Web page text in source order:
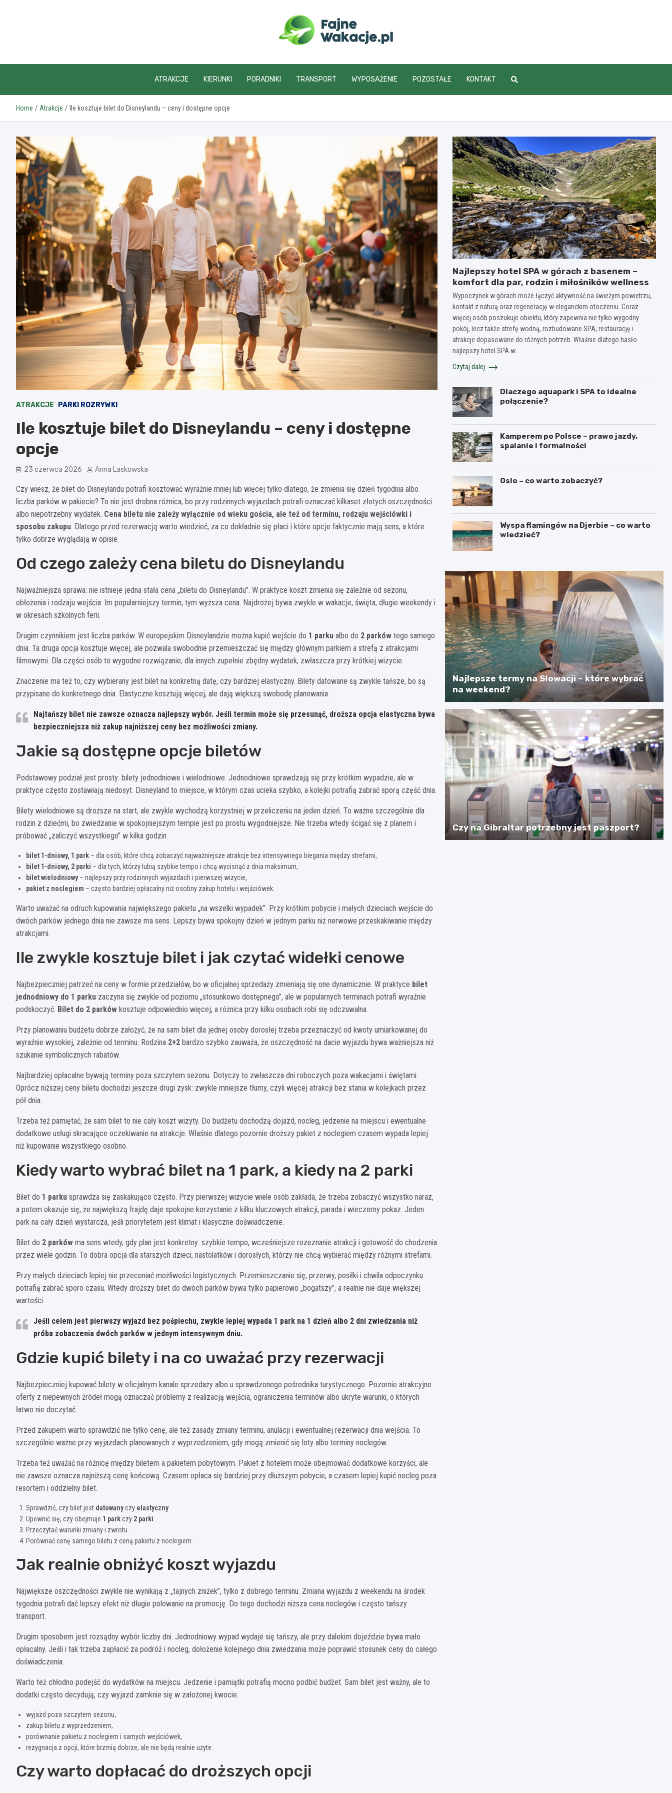
fajnewakacje.pl
ATRAKCJE KIERUNKI PORADNIKI TRANSPORT WYPOSAŻENIE POZOSTAŁE KONTAKT
Home Atrakcje Ile kosztuje bilet do Disneylandu – ceny i dostępne opcje
ATRAKCJE PARKI ROZRYWKI
Ile kosztuje bilet do Disneylandu – ceny i dostępne
opcje
23 czerwca 2026 Anna Laskowska
Czy wiesz, że bilet do Disneylandu potrafi kosztować wyraźnie mniej lub więcej tylko dlatego, że zmienia się dzień tygodnia albo
liczba parków w pakiecie? To nie jest drobna różnica, bo przy rodzinnych wyjazdach potrafi oznaczać kilkaset złotych oszczędności
albo niepotrzebny wydatek. Cena biletu nie zależy wyłącznie od wieku gościa, ale też od terminu, rodzaju wejściówki i
sposobu zakupu. Dlatego przed rezerwacją warto wiedzieć, za co dokładnie się płaci i które opcje faktycznie mają sens, a które
tylko dobrze wyglądają w opisie.
Od czego zależy cena biletu do Disneylandu
Najważniejsza sprawa: nie istnieje jedna stała cena „biletu do Disneylandu”. W praktyce koszt zmienia się zależnie od sezonu,
obłożenia i rodzaju wejścia. Im popularniejszy termin, tym wyższa cena. Najdrożej bywa zwykle w wakacje, święta, długie weekendy i
w okresach szkolnych ferii.
Drugim czynnikiem jest liczba parków. W europejskim Disneylandzie można kupić wejście do 1 parku albo do 2 parków tego samego
dnia. Ta druga opcja kosztuje więcej, ale pozwala swobodnie przemieszczać się między głównym parkiem a strefą z atrakcjami
filmowymi. Dla części osób to wygodne rozwiązanie, dla innych zupełnie zbędny wydatek, zwłaszcza przy krótkiej wizycie.
Znaczenie ma też to, czy wybierany jest bilet na konkretną datę, czy bardziej elastyczny. Bilety datowane są zwykle tańsze, bo są
przypisane do konkretnego dnia. Elastyczne kosztują więcej, ale dają większą swobodę planowania.
Najtańszy bilet nie zawsze oznacza najlepszy wybór. Jeśli termin może się przesunąć, droższa opcja elastyczna bywa
bezpieczniejsza niż zakup najniższej ceny bez możliwości zmiany.
Jakie są dostępne opcje biletów
Podstawowy podział jest prosty: bilety jednodniowe i wielodniowe. Jednodniowe sprawdzają się przy krótkim wypadzie, ale w
praktyce często zostawiają niedosyt. Disneyland to miejsce, w którym czas ucieka szybko, a kolejki potrafią zabrać sporą część dnia.
Bilety wielodniowe są droższe na start, ale zwykle wychodzą korzystniej w przeliczeniu na jeden dzień. To ważne szczególnie dla
rodzin z dziećmi, bo zwiedzanie w spokojniejszym tempie jest po prostu wygodniejsze. Nie trzeba wtedy ścigać się z planem i
próbować „zaliczyć wszystkiego” w kilka godzin.
bilet 1-dniowy, 1 park – dla osób, które chcą zobaczyć najważniejsze atrakcje bez intensywnego biegania między strefami,
bilet 1-dniowy, 2 parki – dla tych, którzy lubią szybkie tempo i chcą wycisnąć z dnia maksimum,
bilet wielodniowy– najlepszy przy rodzinnych wyjazdach i pierwszej wizycie,
pakiet z noclegiem – często bardziej opłacalny niż osobny zakup hotelu i wejściówek.
Warto uważać na odruch kupowania największego pakietu „na wszelki wypadek”. Przy krótkim pobycie i małych dzieciach wejście do
dwóch parków jednego dnia nie zawsze ma sens. Lepszy bywa spokojny dzień w jednym parku niż nerwowe przeskakiwanie między
atrakcjami.
Ile zwykle kosztuje bilet i jak czytać widełki cenowe
Najbezpieczniej patrzeć na ceny w formie przedziałów, bo w oficjalnej sprzedaży zmieniają się one dynamicznie. W praktyce bilet
jednodniowy do 1 parku zaczyna się zwykle od poziomu „stosunkowo dostępnego”, ale w popularnych terminach potrafi wyraźnie
podskoczyć. Bilet do 2 parków kosztuje odpowiednio więcej, a różnica przy kilku osobach robi się odczuwalna.
Przy planowaniu budżetu dobrze założyć, że na sam bilet dla jednej osoby dorosłej trzeba przeznaczyć od kwoty umiarkowanej do
wyraźnie wysokiej, zależnie od terminu. Rodzina 2+2 bardzo szybko zauważa, że oszczędność na dacie wyjazdu bywa ważniejsza niż
szukanie symbolicznych rabatów.
Najbardziej opłacalne bywają terminy poza szczytem sezonu. Dotyczy to zwłaszcza dni roboczych poza wakacjami i świętami.
Oprócz niższej ceny biletu dochodzi jeszcze drugi zysk: zwykle mniejsze tłumy, czyli więcej atrakcji bez stania w kolejkach przez
pół dnia.
Trzeba też pamiętać, że sam bilet to nie cały koszt wizyty. Do budżetu dochodzą dojazd, nocleg, jedzenie na miejscu i ewentualne
dodatkowe usługi skracające oczekiwanie na atrakcje. Właśnie dlatego pozornie droższy pakiet z noclegiem czasem wypada lepiej
niż kupowanie wszystkiego osobno.
Kiedy warto wybrać bilet na 1 park, a kiedy na 2 parki
Bilet do 1 parku sprawdza się zaskakująco często. Przy pierwszej wizycie wiele osób zakłada, że trzeba zobaczyć wszystko naraz,
a potem okazuje się, że największą frajdę daje spokojne korzystanie z kilku kluczowych atrakcji, parada i wieczorny pokaz. Jeden
park na cały dzień wystarcza, jeśli priorytetem jest klimat i klasyczne doświadczenie.
Bilet do 2 parków ma sens wtedy, gdy plan jest konkretny: szybkie tempo, wcześniejsze rozeznanie atrakcji i gotowość do chodzenia
przez wiele godzin. To dobra opcja dla starszych dzieci, nastolatków i dorosłych, którzy nie chcą wybierać między różnymi strefami.
Przy małych dzieciach lepiej nie przeceniać możliwości logistycznych. Przemieszczanie się, przerwy, posiłki i chwila odpoczynku
potrafią zabrać sporo czasu. Wtedy droższy bilet do dwóch parków bywa tylko papierowo „bogatszy”, a realnie nie daje większej
wartości.
Jeśli celem jest pierwszy wyjazd bez pośpiechu, zwykle lepiej wypada 1 park na 1 dzień albo 2 dni zwiedzania niż
próba zobaczenia dwóch parków w jednym intensywnym dniu.
Gdzie kupić bilety i na co uważać przy rezerwacji
Najbezpieczniej kupować bilety w oficjalnym kanale sprzedaży albo u sprawdzonego pośrednika turystycznego. Pozornie atrakcyjne
oferty z niepewnych źródeł mogą oznaczać problemy z realizacją wejścia, ograniczenia terminów albo ukryte warunki, o których
łatwo nie doczytać.
Przed zakupem warto sprawdzić nie tylko cenę, ale też zasady zmiany terminu, anulacji i ewentualnej rezerwacji dnia wejścia. To
szczególnie ważne przy wyjazdach planowanych z wyprzedzeniem, gdy mogą zmienić się loty albo terminy noclegów.
Trzeba też uważać na różnicę między biletem a pakietem pobytowym. Pakiet z hotelem może obejmować dodatkowe korzyści, ale
nie zawsze oznacza najniższą cenę końcową. Czasem opłaca się bardziej przy dłuższym pobycie, a czasem lepiej kupić nocleg poza
resortem i oddzielny bilet.
Sprawdzić, czy bilet jest datowanyczy elastyczny.
Upewnić się, czy obejmuje 1 parkczy 2 parki
Przeczytać warunki zmiany i zwrotu.
Porównać cenę samego biletu z ceną pakietu z noclegiem.
Jak realnie obniżyć koszt wyjazdu
Największe oszczędności zwykle nie wynikają z „tajnych zniżek”, tylko z dobrego terminu. Zmiana wyjazdu z weekendu na środek
tygodnia potrafi dać lepszy efekt niż długie polowanie na promocję. Do tego dochodzi niższa cena noclegów i często tańszy
transport.
Drugim sposobem jest rozsądny wybór liczby dni. Jednodniowy wypad wydaje się tańszy, ale przy dalekim dojeździe bywa mało
opłacalny. Jeśli i tak trzeba zapłacić za podróż i nocleg, dołożenie kolejnego dnia zwiedzania może poprawić stosunek ceny do całego
doświadczenia.
Warto też chłodno podejść do wydatków na miejscu. Jedzenie i pamiątki potrafią mocno podbić budżet. Sam bilet jest ważny, ale to
dodatki często decydują, czy wyjazd zamknie się w założonej kwocie.
wyjazd poza szczytem sezonu,
zakup biletu z wyprzedzeniem,
porównanie pakietu z noclegiem i samych wejściówek,
rezygnacja z opcji, które brzmią dobrze, ale nie będą realnie użyte.
Czy warto dopłacać do droższych opcji
Najlepszy hotel SPA w górach z basenem –
komfort dla par, rodzin i miłośników wellness
Wypoczynek w górach może łączyć aktywność na świeżym powietrzu,
kontakt z naturą oraz regenerację w eleganckim otoczeniu. Coraz
więcej osób poszukuje obiektu, który zapewnia nie tylko wygodny
pokój, lecz także strefę wodną, rozbudowane SPA, restaurację i
atrakcje dopasowane do różnych potrzeb. Właśnie dlatego hasło
najlepszy hotel SPA w…
Czytaj dalej
Dlaczego aquapark i SPA to idealne
połączenie?
Kamperem po Polsce – prawo jazdy,
spalanie i formalności
Oslo – co warto zobaczyć?
Wyspa flamingów na Djerbie – co warto
wiedzieć?
Najlepsze termy na Słowacji – które wybrać
na weekend?
Czy na Gibraltar potrzebny jest paszport?